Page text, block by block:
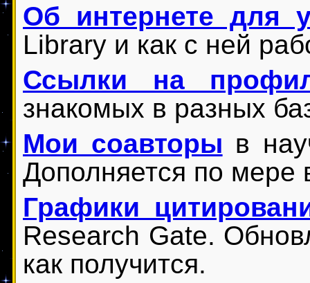
Об интернете для
Library и как с ней
Ссылки на
знакомых в разных
Мои соавторы в
Дополняется по мере
Графики
Research Gate.
как получится.